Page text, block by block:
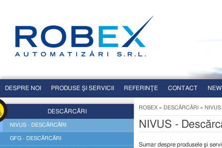
DESPRE NOI PRODUSE ŞI SERVICII REFERINŢE CONTACT
DESCĂRCĂRI
NIVUS - DESCĂRCĂRI
GFG - DESCĂRCĂRI
ROBEX » DESCĂRCĂRI »
NIVUS -
Sumar despre produsele şi